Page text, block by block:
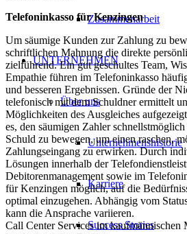
Zusammenarbeit
UNTERNEHMEN
Über uns
Unternehmenshistorie
Karriere
Success Stories
Telefoninkasso für Kenzingen
Um säumige Kunden zur Zahlung zu
schriftlichen Mahnung die direkte
zielführend. Ein gut geschultes Team,
Empathie führen im Telefoninkasso
und besseren Ergebnissen. Gründe der
telefonisch mit dem Schuldner ermittelt
Möglichkeiten des Ausgleiches
es, den säumigen Zahler
Schuld zu bewegen, um einen raschen,
Zahlungseingang zu erwirken. Durch
Lösungen innerhalb der
Debitorenmanagement sowie im
für Kenzingen möglich, auf die
optimal einzugehen. Abhängig vom
kann die Ansprache variieren.
Call Center Services im kaufmännischen